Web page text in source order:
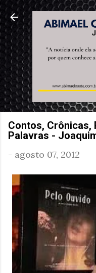
Pular para
Contos, Crônicas,
Palavras -
- agosto 07, 2012